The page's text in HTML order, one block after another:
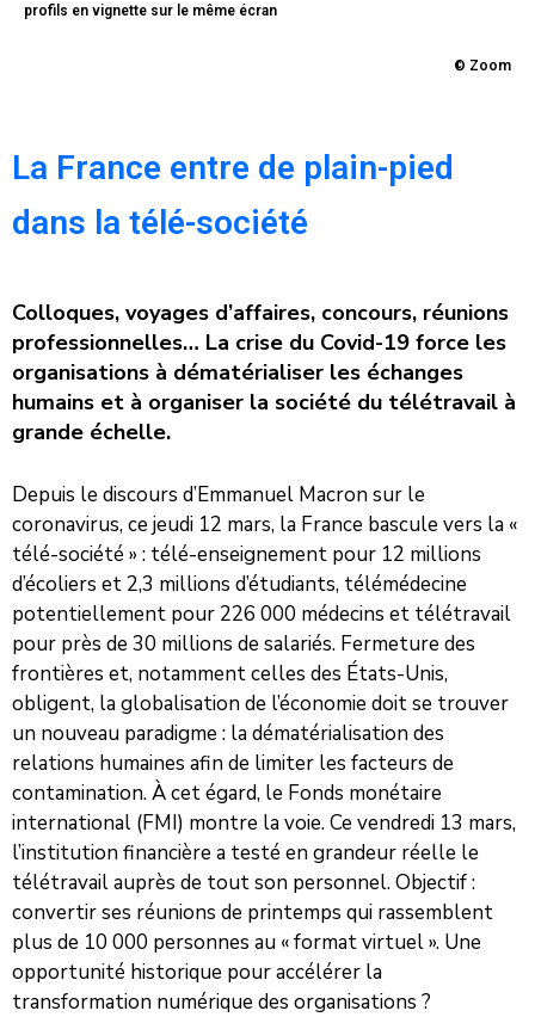
profils en vignette sur le même écran
© Zoom
La France entre de plain-pied
dans la télé-société
Colloques, voyages d’affaires, concours, réunions
professionnelles… La crise du Covid-19 force les
organisations à dématérialiser les échanges
humains et à organiser la société du télétravail à
grande échelle.
Depuis le discours d’Emmanuel Macron sur le
coronavirus, ce jeudi 12 mars, la France bascule vers la «
télé-société » : télé-enseignement pour 12 millions
d’écoliers et 2,3 millions d’étudiants, télémédecine
potentiellement pour 226 000 médecins et télétravail
pour près de 30 millions de salariés. Fermeture des
frontières et, notamment celles des États-Unis,
obligent, la globalisation de l’économie doit se trouver
un nouveau paradigme : la dématérialisation des
relations humaines afin de limiter les facteurs de
contamination. À cet égard, le Fonds monétaire
international (FMI) montre la voie. Ce vendredi 13 mars,
l’institution financière a testé en grandeur réelle le
télétravail auprès de tout son personnel. Objectif :
convertir ses réunions de printemps qui rassemblent
plus de 10 000 personnes au « format virtuel ». Une
opportunité historique pour accélérer la
transformation numérique des organisations ?